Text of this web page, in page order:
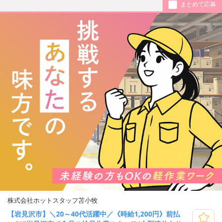
まとめて応募
株式会社ホットスタッフ苫小牧
【岩見沢市】＼20～40代活躍中／《時給1,200円》前払